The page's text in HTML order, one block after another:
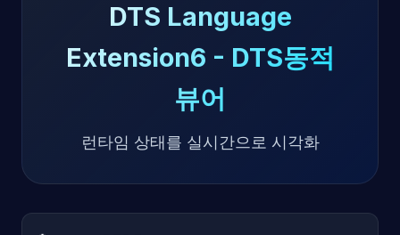
DTS Language
Extension6 - DTS동적
뷰어
런타임 상태를 실시간으로 시각화